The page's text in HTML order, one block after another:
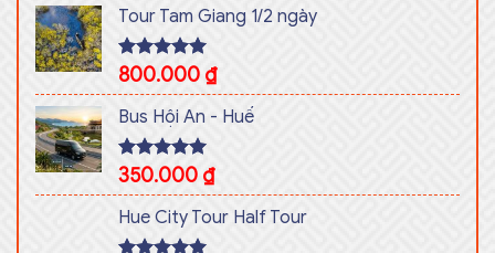
Tour Tam Giang 1/2 ngày
Rated5.00
out of 5
800.000 ₫
Bus Hội An - Huế
Rated5.00
out of 5
350.000 ₫
Hue City Tour Half Tour